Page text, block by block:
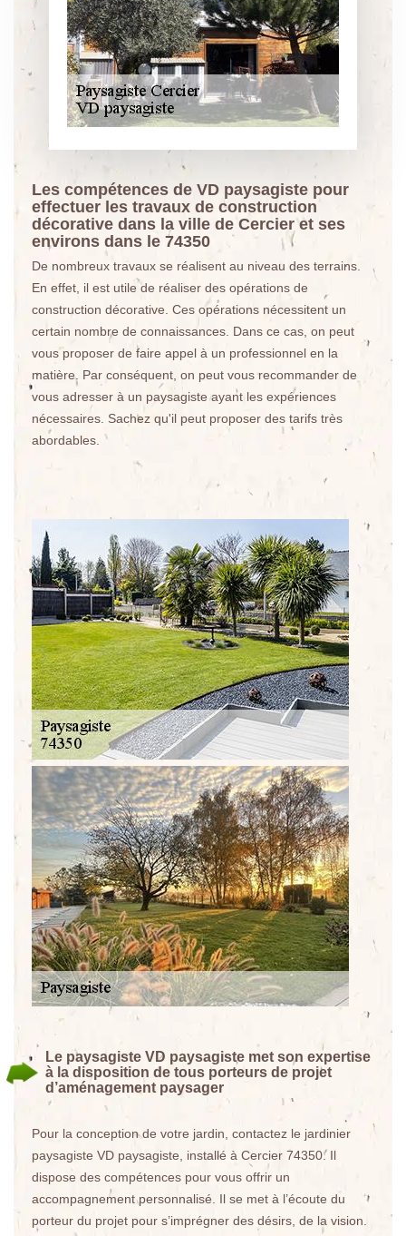
Les compétences de VD paysagiste pour
effectuer les travaux de construction
décorative dans la ville de Cercier et ses
environs dans le 74350
De nombreux travaux se réalisent au niveau des terrains.
En effet, il est utile de réaliser des opérations de
construction décorative. Ces opérations nécessitent un
certain nombre de connaissances. Dans ce cas, on peut
vous proposer de faire appel à un professionnel en la
matière. Par conséquent, on peut vous recommander de
vous adresser à un paysagiste ayant les expériences
nécessaires. Sachez qu'il peut proposer des tarifs très
abordables.
Le paysagiste VD paysagiste met son expertise
à la disposition de tous porteurs de projet
d’aménagement paysager
Pour la conception de votre jardin, contactez le jardinier
paysagiste VD paysagiste, installé à Cercier 74350. Il
dispose des compétences pour vous offrir un
accompagnement personnalisé. Il se met à l’écoute du
porteur du projet pour s’imprégner des désirs, de la vision.